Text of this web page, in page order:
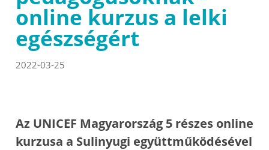
online kurzus a lelki
egészségért
2022-03-25
Az UNICEF Magyarország 5 részes online
kurzusa a Sulinyugi együttműködésével